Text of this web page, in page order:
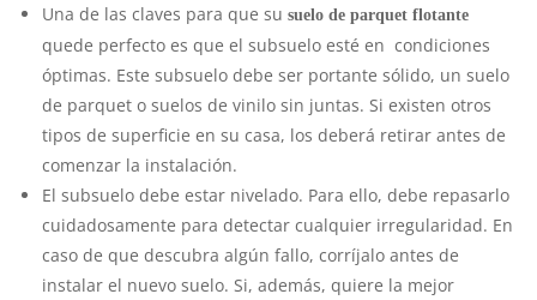
Una de las claves para que su suelo de parquet flotante
quede perfecto es que el subsuelo esté en condiciones
óptimas. Este subsuelo debe ser portante sólido, un suelo
de parquet o suelos de vinilo sin juntas. Si existen otros
tipos de superficie en su casa, los deberá retirar antes de
comenzar la instalación.
El subsuelo debe estar nivelado. Para ello, debe repasarlo
cuidadosamente para detectar cualquier irregularidad. En
caso de que descubra algún fallo, corríjalo antes de
instalar el nuevo suelo. Si, además, quiere la mejor